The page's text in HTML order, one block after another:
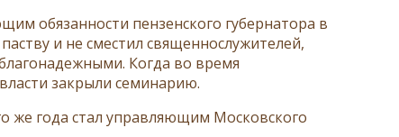
обязанности пензенского губернатора в
и не сместил священнослужителей,
Когда во время
закрыли семинарию.
же года стал управляющим Московского